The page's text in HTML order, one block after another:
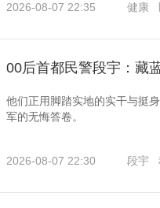
2026-08-07 22:35 健康
00后首都民警段宇：藏
他们正用脚踏实地的实干与挺
军的无悔答卷。
2026-08-07 22:30 段宇